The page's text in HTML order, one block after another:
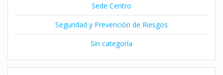
Sede Centro
Seguridad y Prevención de Riesgos
Sin categoría